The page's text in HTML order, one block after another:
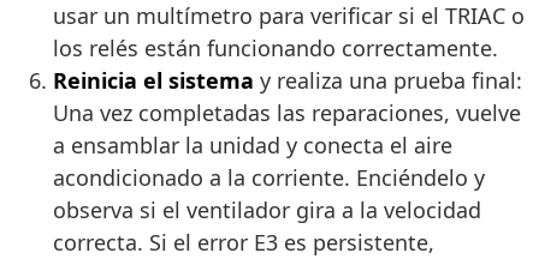
usar un multímetro para verificar si el TRIAC o
los relés están funcionando correctamente.
Reinicia el sistema y realiza una prueba final:
Una vez completadas las reparaciones, vuelve
a ensamblar la unidad y conecta el aire
acondicionado a la corriente. Enciéndelo y
observa si el ventilador gira a la velocidad
correcta. Si el error E3 es persistente,